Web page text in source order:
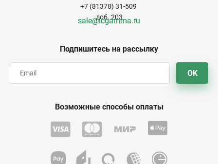
Подпишитесь на рассылку
OK
+7 (81378) 31-509
доб. 203
sale@icgamma.ru
Возможные способы оплаты